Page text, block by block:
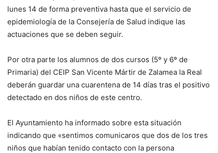
lunes 14 de forma preventiva hasta que el servicio de
epidemiología de la Consejería de Salud indique las
actuaciones que se deben seguir.
Por otra parte los alumnos de dos cursos (5º y 6º de
Primaria) del CEIP San Vicente Mártir de Zalamea la Real
deberán guardar una cuarentena de 14 días tras el positivo
detectado en dos niños de este centro.
El Ayuntamiento ha informado sobre esta situación
indicando que «sentimos comunicaros que dos de los tres
niños que habían tenido contacto con la persona